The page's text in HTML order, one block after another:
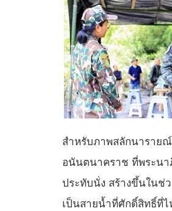
สำหรับภาพสลักนาราย
อนันตนาคราช ที่พระน
ประทับนั่ง สร้างขึ้นในช่
เป็นสายน้ำที่ศักดิ์สิทธิ์ที่